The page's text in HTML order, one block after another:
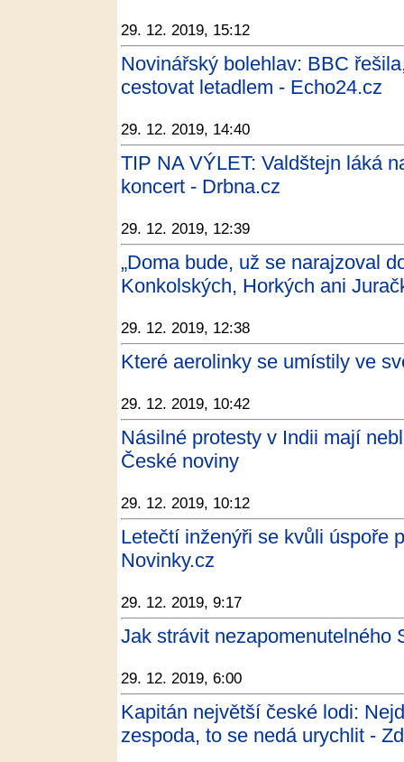
29. 12. 2019, 15:12
Novinářský bolehlav: BBC
cestovat letadlem - Echo24.cz
29. 12. 2019, 14:40
TIP NA VÝLET: Valdštejn láká
koncert - Drbna.cz
29. 12. 2019, 12:39
„Doma bude, už se narajzoval
Konkolských, Horkých ani
29. 12. 2019, 12:38
Které aerolinky se umístily ve
29. 12. 2019, 10:42
Násilné protesty v Indii mají
České noviny
29. 12. 2019, 10:12
Letečtí inženýři se kvůli úspoře
Novinky.cz
29. 12. 2019, 9:17
Jak strávit nezapomenutelného
29. 12. 2019, 6:00
Kapitán největší české lodi:
zespoda, to se nedá urychlit -